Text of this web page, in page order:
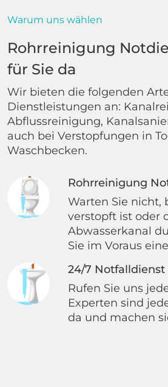
Warum uns wählen
Rohrreinigung
für Sie da
Wir bieten die folgenden
Dienstleistungen an:
Abflussreinigung,
auch bei Verstopfungen in
Waschbecken.
Rohrreinigung
Warten Sie nicht,
verstopft ist oder
Abwasserkanal
Sie im Voraus
24/7 Notfalldienst
Rufen Sie uns
Experten sind
da und machen